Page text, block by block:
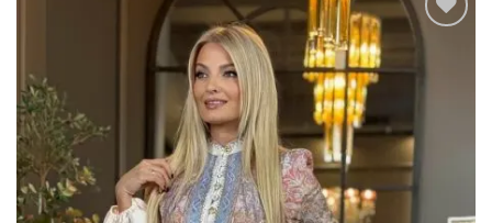
Mėgstamiausias